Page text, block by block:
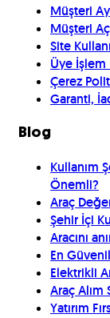
Müşteri
Müşteri
Site
Üye İşlem
Çerez
Garanti,
Blog
Kullanım
Önemli?
Araç
Şehir İçi
Aracını
En
Elektrikli
Araç Alım
Yatırım